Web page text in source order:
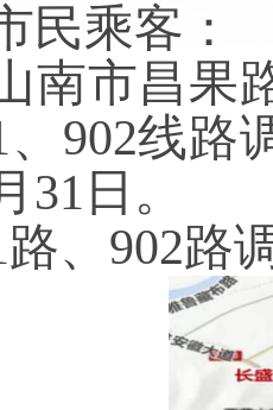
民乘客：
南市昌果
、 902线路
31 日。
路、 902路